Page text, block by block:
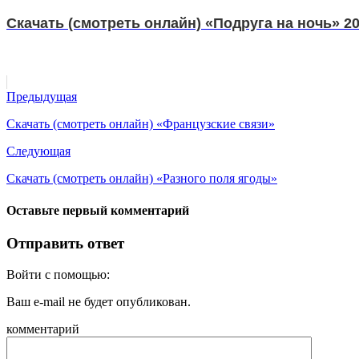
Скачать (смотреть онлайн) «Подруга на ночь»
Предыдущая
Скачать (смотреть онлайн) «Французские связи»
Следующая
Скачать (смотреть онлайн) «Разного поля ягоды»
Оставьте первый комментарий
Отправить ответ
Войти с помощью:
Ваш e-mail не будет опубликован.
комментарий